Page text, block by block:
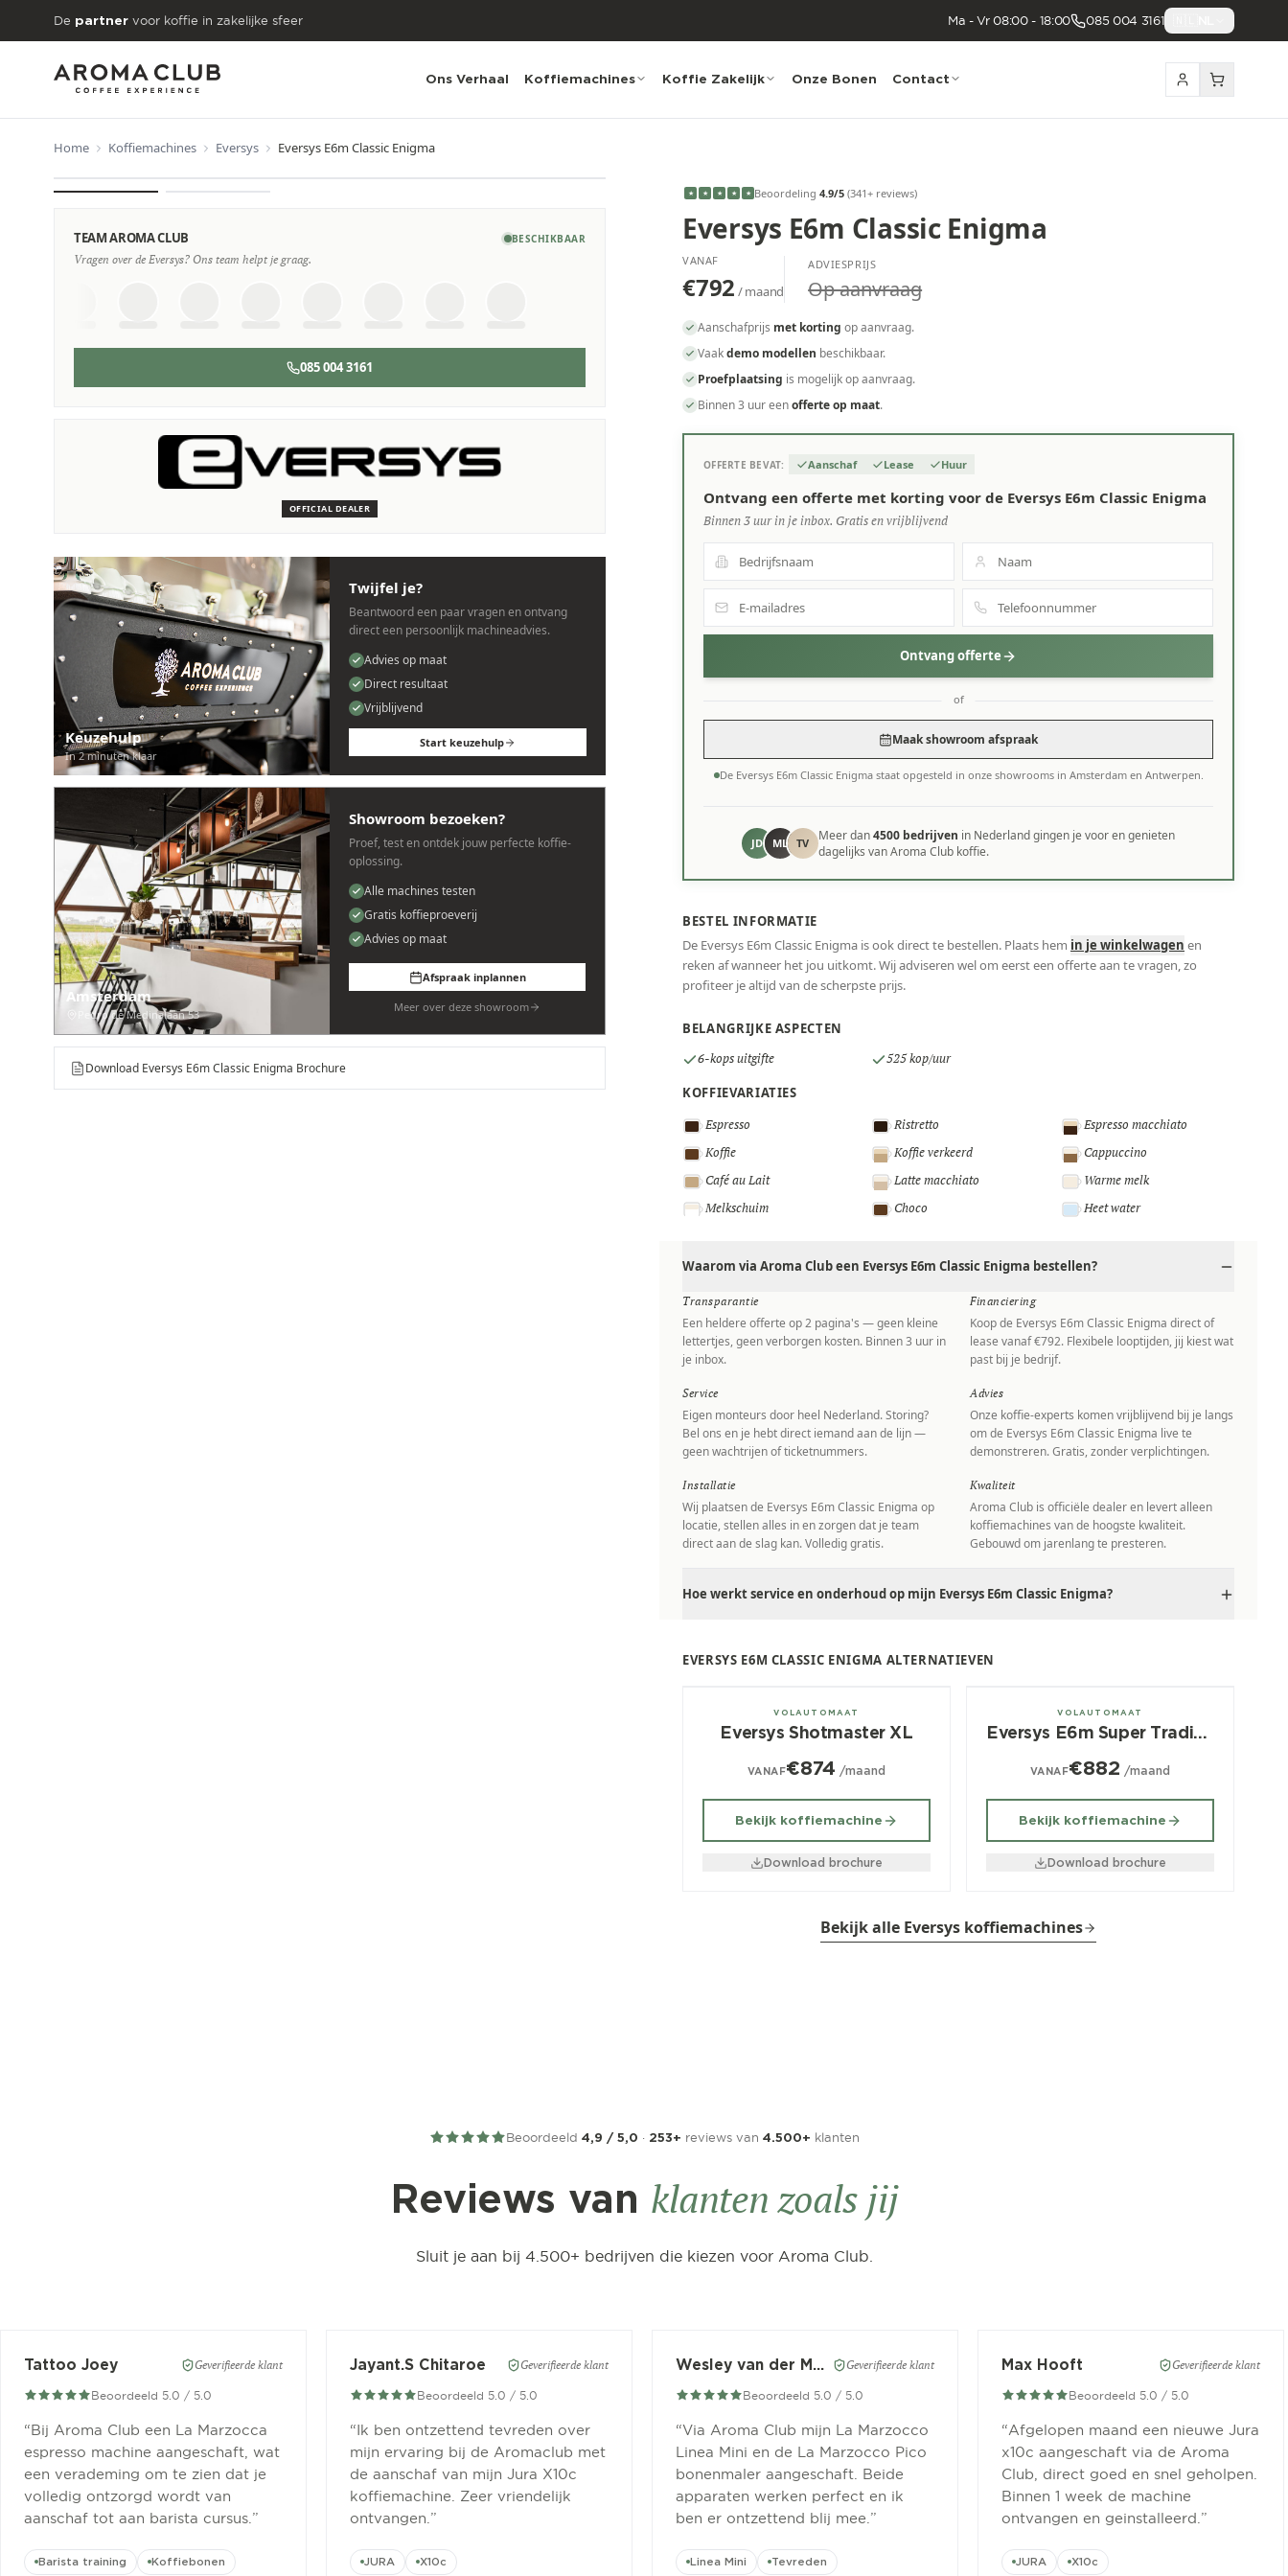
Skip to main content
De partner voor koffie in zakelijke sfeer Ma - Vr 08:00 - 18:00 085 004 3161
Ons Verhaal Koffiemachines Koffie Zakelijk Onze Bonen Contact
Home Koffiemachines Eversys Eversys E6m Classic Enigma
TEAM AROMA CLUB BESCHIKBAAR
Vragen over de Eversys? Ons team helpt je graag.
085 004 3161
OFFICIAL DEALER
SERVICE & ONDERHOUD
Wij staan voor je klaar
Keuzehulp
In 2 minuten klaar
Twijfel je?
Beantwoord een paar vragen en ontvang
direct een persoonlijk machineadvies.
Advies op maat
Direct resultaat
Vrijblijvend
Start keuzehulp
Amsterdam
Pedro de Medinalaan 53
Showroom bezoeken?
Proef, test en ontdek jouw perfecte koffie-
oplossing.
Alle machines testen
Gratis koffieproeverij
Advies op maat
Afspraak inplannen
Meer over deze showroom
Download Eversys E6m Classic Enigma Brochure
★ ★ ★ ★ ★ Beoordeling 4.9/5 (341+ reviews)
Eversys E6m Classic Enigma
VANAF
€792 / maand
ADVIESPRIJS
Op aanvraag
Aanschafprijs met korting op aanvraag.
Vaakdemo modellen beschikbaar.
Proefplaatsing is mogelijk op aanvraag.
Binnen 3 uur eenofferte op maat.
OFFERTE BEVAT: Aanschaf Lease Huur
Ontvang een offerte met korting voor de Eversys E6m Classic Enigma
Binnen 3 uur in je inbox. Gratis en vrijblijvend
Ontvang offerte
of
Maak showroom afspraak
De Eversys E6m Classic Enigma staat opgesteld in onze showrooms in Amsterdam en Antwerpen.
JD ML TV Meer dan4500 bedrijven in Nederland gingen je voor en genieten
dagelijks van Aroma Club koffie.
BESTEL INFORMATIE
De Eversys E6m Classic Enigma is ook direct te bestellen. Plaats hem in je winkelwagen en
reken af wanneer het jou uitkomt. Wij adviseren wel om eerst een offerte aan te vragen, zo
profiteer je altijd van de scherpste prijs.
BELANGRIJKE ASPECTEN
6-kops uitgifte
525 kop/uur
KOFFIEVARIATIES
Espresso
Ristretto
Espresso macchiato
Koffie
Koffie verkeerd
Cappuccino
Café au Lait
Latte macchiato
Warme melk
Melkschuim
Choco Heet water
Waarom via Aroma Club een Eversys E6m Classic Enigma bestellen?
Transparantie
Een heldere offerte op 2 pagina's — geen kleine
lettertjes, geen verborgen kosten. Binnen 3 uur in
je inbox.
Financiering
Koop de Eversys E6m Classic Enigma direct of
lease vanaf €792. Flexibele looptijden, jij kiest wat
past bij je bedrijf.
Service
Eigen monteurs door heel Nederland. Storing?
Bel ons en je hebt direct iemand aan de lijn —
geen wachtrijen of ticketnummers.
Advies
Onze koffie-experts komen vrijblijvend bij je langs
om de Eversys E6m Classic Enigma live te
demonstreren. Gratis, zonder verplichtingen.
Installatie
Wij plaatsen de Eversys E6m Classic Enigma op
locatie, stellen alles in en zorgen dat je team
direct aan de slag kan. Volledig gratis.
Kwaliteit
Aroma Club is officiële dealer en levert alleen
koffiemachines van de hoogste kwaliteit.
Gebouwd om jarenlang te presteren.
Hoe werkt service en onderhoud op mijn Eversys E6m Classic Enigma?
EVERSYS E6M CLASSIC ENIGMA ALTERNATIEVEN
± 700/dagVOLAUTOMAAT
Eversys Shotmaster XL
VANAF€874 /maand
Bekijk koffiemachine
Download brochure
± 525/dagVOLAUTOMAAT
Eversys E6m Super Traditional
VANAF€882 /maand
Bekijk koffiemachine
Download brochure
Bekijk alle Eversys koffiemachines
Beoordeeld 4,9 / 5,0 · 253+ reviews van 4.500+ klanten
Reviews van klanten zoals jij
Sluit je aan bij 4.500+ bedrijven die kiezen voor Aroma Club.
Tattoo Joey Geverifieerde klant
Beoordeeld 5.0 / 5.0
“Bij Aroma Club een La Marzocca
espresso machine aangeschaft, wat
een verademing om te zien dat je
volledig ontzorgd wordt van
aanschaf tot aan barista cursus. ”
Barista training Koffiebonen
Jayant.S Chitaroe Geverifieerde klant
Beoordeeld 5.0 / 5.0
“Ik ben ontzettend tevreden over
mijn ervaring bij de Aromaclub met
de aanschaf van mijn Jura X10c
koffiemachine. Zeer vriendelijk
ontvangen. ”
JURA X10c
Wesley van der Meer Geverifieerde klant
Beoordeeld 5.0 / 5.0
“Via Aroma Club mijn La Marzocco
Linea Mini en de La Marzocco Pico
bonenmaler aangeschaft. Beide
apparaten werken perfect en ik
ben er ontzettend blij mee. ”
Linea Mini Tevreden
Max Hooft Geverifieerde klant
Beoordeeld 5.0 / 5.0
“Afgelopen maand een nieuwe Jura
x10c aangeschaft via de Aroma
Club, direct goed en snel geholpen.
Binnen 1 week de machine
ontvangen en geinstalleerd. ”
JURA X10c